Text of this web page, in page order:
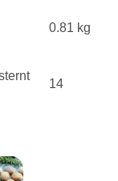
0.81 kg
14